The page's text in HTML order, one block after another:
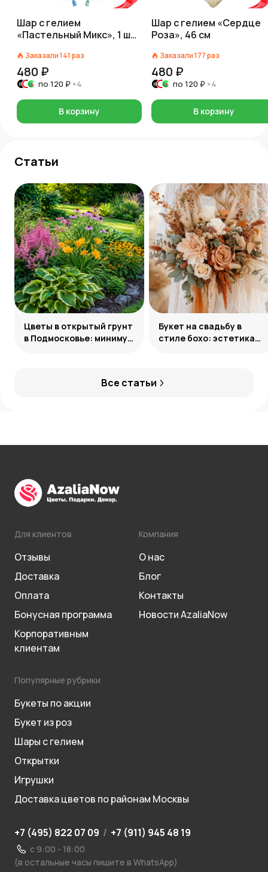
Шар с гелием
«Пастельный Микс», 1 шт.
Заказали141 раз
480 ₽
по 120 ₽ ×4
В корзину
Шар с гелием «Сердце
Роза», 46 см
Заказали177раз
480 ₽
по 120 ₽ ×4
В корзину
Статьи
Все статьи
Цветы в открытый грунт
в Подмосковье: минимум
Букет на свадьбу в
стиле бохо: эстетика
Для клиентов
Отзывы
Доставка
Оплата
Бонусная программа
Корпоративным
клиентам
Компания
О нас
Блог
Контакты
Новости AzaliaNow
Популярные рубрики
Букеты по акции
Букет из роз
Шары с гелием
Открытки
Игрушки
Доставка цветов по районам Москвы
+7 (495) 822 07 09 / +7 (911) 945 48 19
с 9:00 - 18:00
(в остальные часы пишите в WhatsApp)